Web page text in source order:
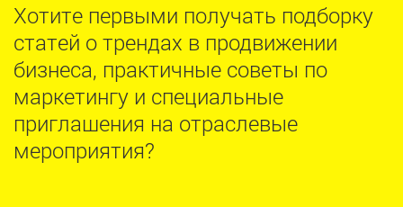
Хотите первыми получать подборку
статей о трендах в продвижении
бизнеса, практичные советы по
маркетингу и специальные
приглашения на отраслевые
мероприятия?